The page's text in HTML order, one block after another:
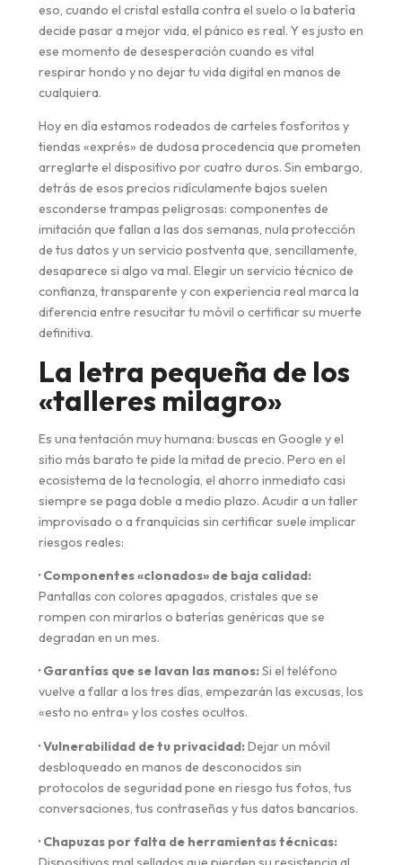
eso, cuando el cristal estalla contra el suelo o la batería
decide pasar a mejor vida, el pánico es real. Y es justo en
ese momento de desesperación cuando es vital
respirar hondo y no dejar tu vida digital en manos de
cualquiera.
Hoy en día estamos rodeados de carteles fosforitos y
tiendas «exprés» de dudosa procedencia que prometen
arreglarte el dispositivo por cuatro duros. Sin embargo,
detrás de esos precios ridículamente bajos suelen
esconderse trampas peligrosas: componentes de
imitación que fallan a las dos semanas, nula protección
de tus datos y un servicio postventa que, sencillamente,
desaparece si algo va mal. Elegir un servicio técnico de
confianza, transparente y con experiencia real marca la
diferencia entre resucitar tu móvil o certificar su muerte
definitiva.
La letra pequeña de los
«talleres milagro»
Es una tentación muy humana: buscas en Google y el
sitio más barato te pide la mitad de precio. Pero en el
ecosistema de la tecnología, el ahorro inmediato casi
siempre se paga doble a medio plazo. Acudir a un taller
improvisado o a franquicias sin certificar suele implicar
riesgos reales:
· Componentes «clonados» de baja calidad:
Pantallas con colores apagados, cristales que se
rompen con mirarlos o baterías genéricas que se
degradan en un mes.
· Garantías que se lavan las manos:Si el teléfono
vuelve a fallar a los tres días, empezarán las excusas, los
«esto no entra» y los costes ocultos.
· Vulnerabilidad de tu privacidad:Dejar un móvil
desbloqueado en manos de desconocidos sin
protocolos de seguridad pone en riesgo tus fotos, tus
conversaciones, tus contraseñas y tus datos bancarios.
· Chapuzas por falta de herramientas técnicas: